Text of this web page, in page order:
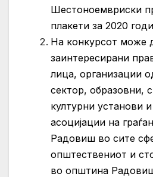
Шестоноемвриски
плакети за 2020
На конкурсот може
заинтересирани
лица, организации
сектор, образовни,
културни установи
асоцијации на
Радовиш во сите
општествениот и
во општина